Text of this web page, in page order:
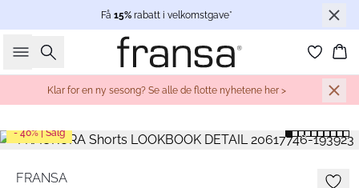
Få 15% rabatt i velkomstgave*
Søk
Klar for en ny sesong? Se alle de flotte nyhetene her >
- 40% | Salg
FRANSA